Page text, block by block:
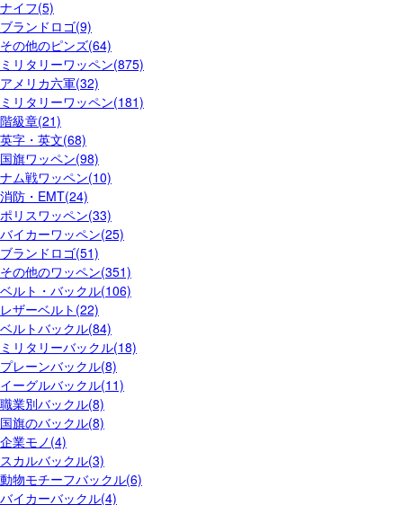
ナイフ(5)
ブランドロゴ(9)
その他のピンズ(64)
ミリタリーワッペン(875)
アメリカ六軍(32)
ミリタリーワッペン(181)
階級章(21)
英字・英文(68)
国旗ワッペン(98)
ナム戦ワッペン(10)
消防・EMT(24)
ポリスワッペン(33)
バイカーワッペン(25)
ブランドロゴ(51)
その他のワッペン(351)
ベルト・バックル(106)
レザーベルト(22)
ベルトバックル(84)
ミリタリーバックル(18)
プレーンバックル(8)
イーグルバックル(11)
職業別バックル(8)
国旗のバックル(8)
企業モノ(4)
スカルバックル(3)
動物モチーフバックル(6)
バイカーバックル(4)